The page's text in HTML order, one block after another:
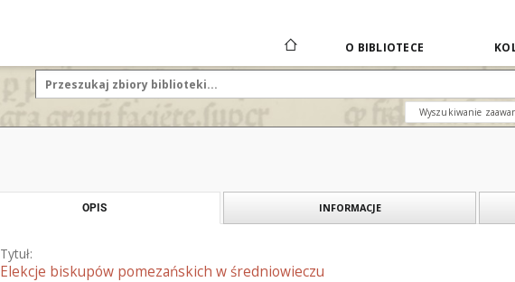
O BIBLIOTECE
Wyszukiwanie
OPIS INFORMACJE
Tytuł:
Elekcje biskupów pomezańskich w średniowieczu